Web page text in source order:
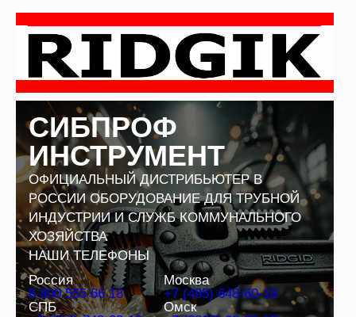
Перейти
содержимому
СИБПРОФ
ИНСТРУМЕНТ
ОФИЦИАЛЬНЫЙ ДИСТРИБЬЮТЕР В
РОССИИ ОБОРУДОВАНИЕ ДЛЯ ТРУБНОЙ
ИНДУСТРИИ И СЛУЖБ КОММУНАЛЬНОГО
ХОЗЯЙСТВА
НАШИ ТЕЛЕФОНЫ
Россия
8 800 555 66 18
Москва
+7 (495) 648-60-18
СПБ
Омск